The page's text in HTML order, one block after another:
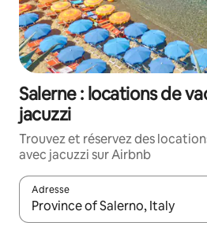
Salerne : locations de
jacuzzi
Trouvez et réservez des
avec jacuzzi sur Airbnb
Adresse
Lorsque les résultats s'affichent,